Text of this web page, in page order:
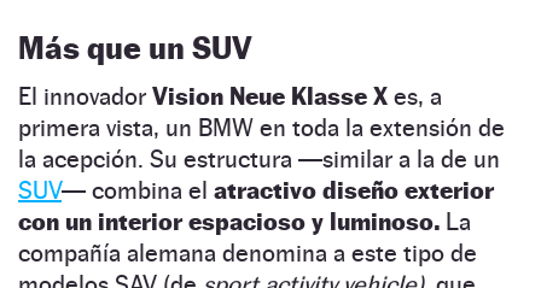
Más que un SUV
El innovador Vision Neue Klasse X es, a
primera vista, un BMW en toda la extensión de
la acepción. Su estructura —similar a la de un
SUV— combina el atractivo diseño exterior
con un interior espacioso y luminoso. La
compañía alemana denomina a este tipo de